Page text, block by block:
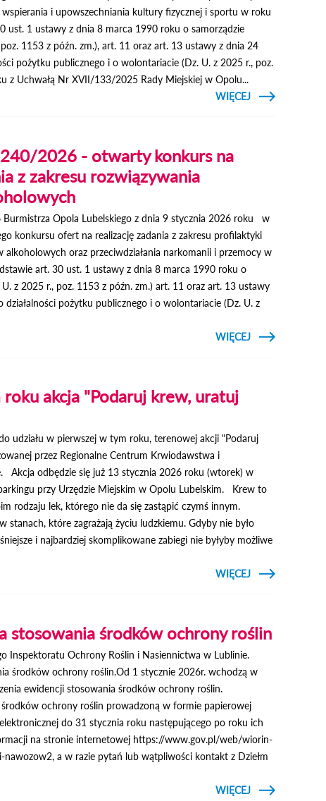
wspierania i upowszechniania kultury fizycznej i sportu w roku
1 ustawy z dnia 8 marca 1990 roku o samorządzie
1153 z późn. zm.), art. 11 oraz art. 13 ustawy z dnia 24
pożytku publicznego i o wolontariacie (Dz. U. z 2025 r., poz.
z Uchwałą Nr XVII/133/2025 Rady Miejskiej w Opolu...
CZYTAJ
WIĘCEJ
2026 - otwarty konkurs na
z zakresu rozwiązywania
Opola Lubelskiego z dnia 9 stycznia 2026 roku w
konkursu ofert na realizację zadania z zakresu profilaktyki
alkoholowych oraz przeciwdziałania narkomanii i przemocy w
art. 30 ust. 1 ustawy z dnia 8 marca 1990 roku o
z 2025 r., poz. 1153 z późn. zm.) art. 11 oraz art. 13 ustawy
pożytku publicznego i o wolontariacie (Dz. U. z
CZYTAJ
WIĘCEJ
O
akcja "Podaruj krew, uratuj
udziału w pierwszej w tym roku, terenowej akcji "Podaruj
przez Regionalne Centrum Krwiodawstwa i
Akcja odbędzie się już 13 stycznia 2026 roku (wtorek) w
przy Urzędzie Miejskim w Opolu Lubelskim. Krew to
rodzaju lek, którego nie da się zastąpić czymś innym.
stanach, które zagrażają życiu ludzkiemu. Gdyby nie było
i najbardziej skomplikowane zabiegi nie byłyby możliwe
CZYTAJ
WIĘCEJ
"PODARUJ
stosowania środków ochrony roślin
Inspektoratu Ochrony Roślin i Nasiennictwa w Lublinie.
środków ochrony roślin.Od 1 stycznie 2026r. wchodzą w
ewidencji stosowania środków ochrony roślin.
ochrony roślin prowadzoną w formie papierowej
do 31 stycznia roku następującego po roku ich
na stronie internetowej https://www.gov.pl/web/wiorin-
a w razie pytań lub wątpliwości kontakt z Dziełm
CZYTAJ
WIĘCEJ
O NOWA